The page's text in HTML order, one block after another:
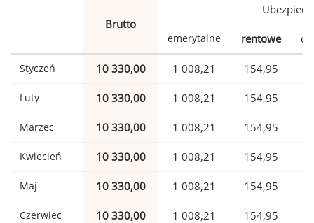
Brutto
emerytalne rentowe
Styczeń 10 330,00 1 008,21 154,95
Luty 10 330,00 1 008,21 154,95
Marzec 10 330,00 1 008,21 154,95
Kwiecień 10 330,00 1 008,21 154,95
Maj 10 330,00 1 008,21 154,95
Czerwiec 10 330,00 1 008,21 154,95